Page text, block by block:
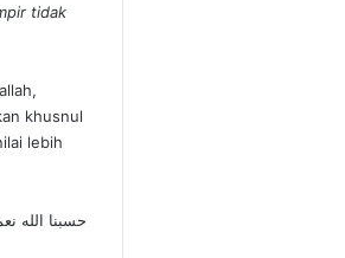
tidak
khusnul
lebih
حسبنا الله